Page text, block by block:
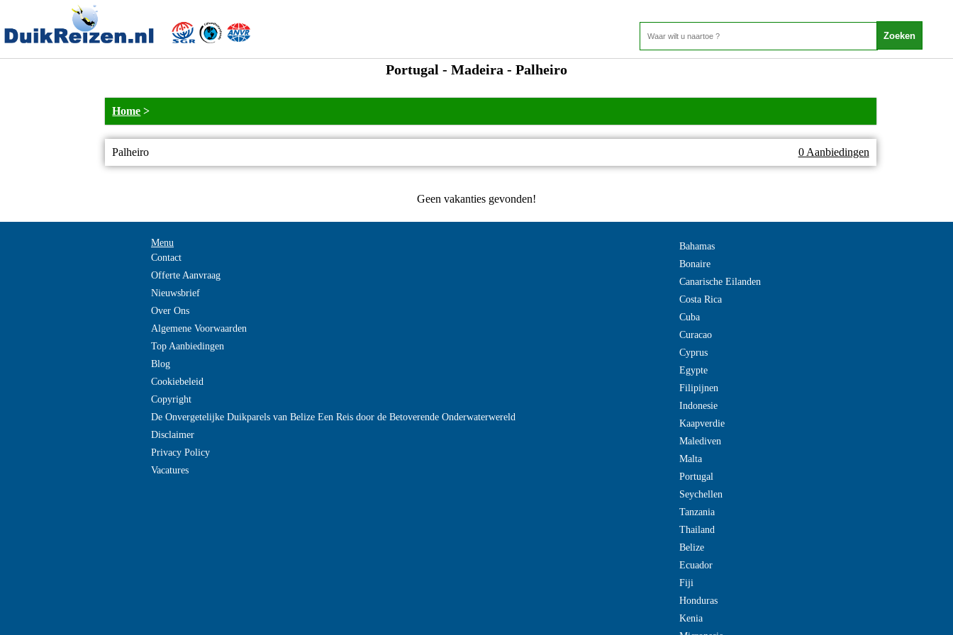
Portugal - Madeira - Palheiro
Home >
Palheiro 0 Aanbiedingen
Geen vakanties gevonden!
Menu
Contact
Offerte Aanvraag
Nieuwsbrief
Over Ons
Algemene Voorwaarden
Top Aanbiedingen
Blog
Cookiebeleid
Copyright
De Onvergetelijke Duikparels van Belize Een Reis door de Betoverende Onderwaterwereld
Disclaimer
Privacy Policy
Vacatures
Bahamas
Bonaire
Canarische Eilanden
Costa Rica
Cuba
Curacao
Cyprus
Egypte
Filipijnen
Indonesie
Kaapverdie
Malediven
Malta
Portugal
Seychellen
Tanzania
Thailand
Belize
Ecuador
Fiji
Honduras
Kenia